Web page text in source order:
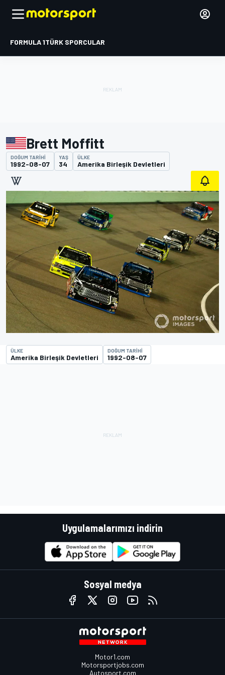
FORMULA 1TÜRK SPORCULAR
Brett Moffitt
DOĞUM TARIHI
1992-08-07
YAŞ
34
ÜLKE
Amerika Birleşik Devletleri
ÜLKE
Amerika Birleşik Devletleri
DOĞUM TARIHI
1992-08-07
Uygulamalarımızı indirin
Sosyal medya
Motor1.com
Motorsportjobs.com
Autosport.com